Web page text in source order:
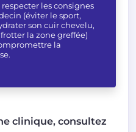
respecter les consignes
(éviter le sport,
son cuir chevelu,
la zone greffée)
la
clinique, consultez